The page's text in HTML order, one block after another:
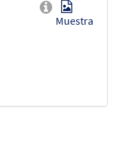
Muestra